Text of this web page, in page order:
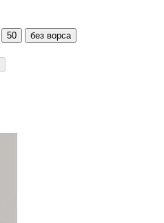
50
без ворса